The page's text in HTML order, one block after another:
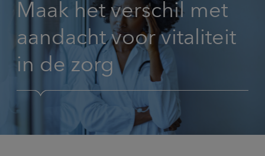
Maak het verschil met
aandacht voor vitaliteit
in de zorg